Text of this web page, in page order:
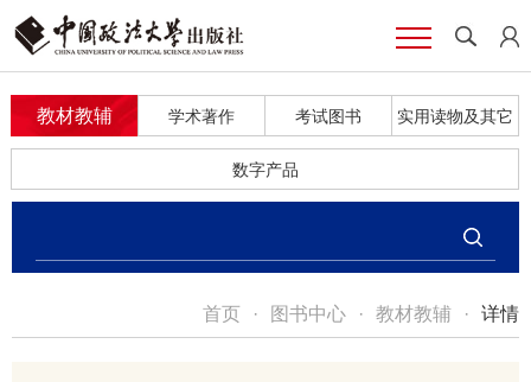
教材教辅 学术著作 考试图书 实用读物及其它
数字产品
首页 · 图书中心 · 教材教辅 · 详情